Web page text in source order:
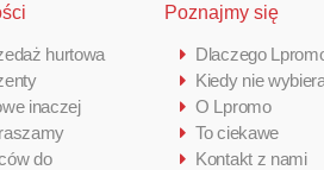
hurtowa
inaczej
do
Poznajmy się
Dlaczego
Kiedy nie
O Lpromo
To ciekawe
Kontakt z nami